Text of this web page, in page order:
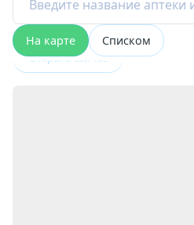
На карте Списком
Открыта сейчас